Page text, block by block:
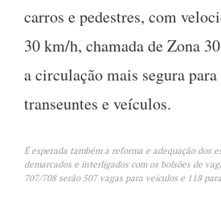
carros e pedestres, com
30 km/h, chamada de Zona
a circulação mais segura para
transeuntes e veículos.
É esperada também a reforma e adequação dos
demarcados e interligados com os bolsões de
707/708 serão 507 vagas para veículos e 118